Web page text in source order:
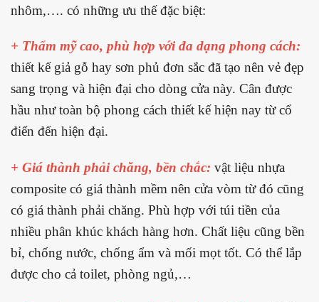
nhôm,…. có những ưu thế đặc biệt:
+ Thẩm mỹ cao, phù hợp với đa dạng phong cách:
thiết kế giả gỗ hay sơn phủ đơn sắc đã tạo nên vẻ đẹp
sang trọng và hiện đại cho dòng cửa này. Cân được
hầu như toàn bộ phong cách thiết kế hiện nay từ cổ
điển đến hiện đại.
+ Giá thành phải chăng, bền chắc: vật liệu nhựa
composite có giá thành mềm nên cửa vòm từ đó cũng
có giá thành phải chăng. Phù hợp với túi tiền của
nhiều phân khúc khách hàng hơn. Chất liệu cũng bền
bỉ, chống nước, chống ẩm và mối mọt tốt. Có thể lắp
được cho cả toilet, phòng ngủ,…